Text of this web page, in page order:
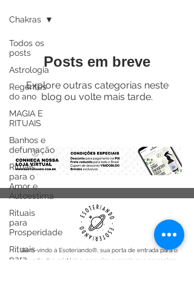
Todos os
posts
Astrologia
Regentes
do ano
MAGIA E
RITUAIS
Banhos e
defumação
Rituais
para o
Amor e
Autoestima
Rituais
para
Prosperidade
Rituais
para
Chakras
Posts em breve
Explore outras categorias neste
blog ou volte mais tarde.
Bem-vindo à Esoteriando®, sua porta de entrada para o
mundo dos mistérios, energias e magia que permeiam